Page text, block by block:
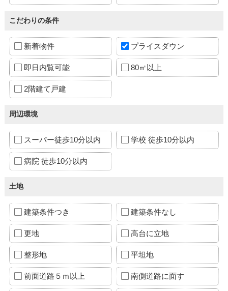
こだわりの条件
新着物件 プライスダウン
即日内覧可能 80㎡以上
2階建て戸建
周辺環境
スーパー徒歩10分以内 学校 徒歩10分以内
病院 徒歩10分以内
土地
建築条件つき 建築条件なし
更地 高台に立地
整形地 平坦地
前面道路５ｍ以上 南側道路に面す